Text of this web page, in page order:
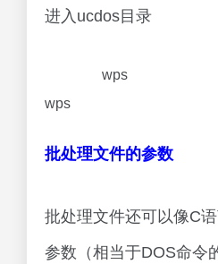
进入ucdos目录
wps
wps
批处理文件的参数
批处理文件还可以像C
参数（相当于DOS命令